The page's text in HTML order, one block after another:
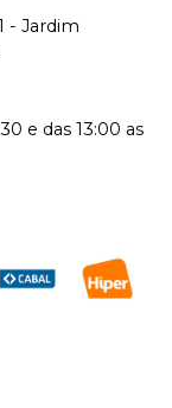
- Jardim
e das 13:00 as